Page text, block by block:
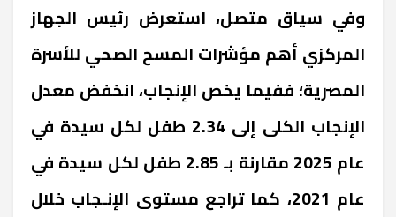
وفي سياق متصل، استعرض رئيس الجهاز
المركزي أهم مؤشرات المسح الصحي للأسرة
المصرية؛ ففيما يخص الإنجاب، انخفض معدل
الإنجاب الكلى إلى 2.34 طفل لكل سيدة في
عام 2025 مقارنة بـ 2.85 طفل لكل سيدة في
عام 2021، كما تراجع مستوى الإنـجاب خلال